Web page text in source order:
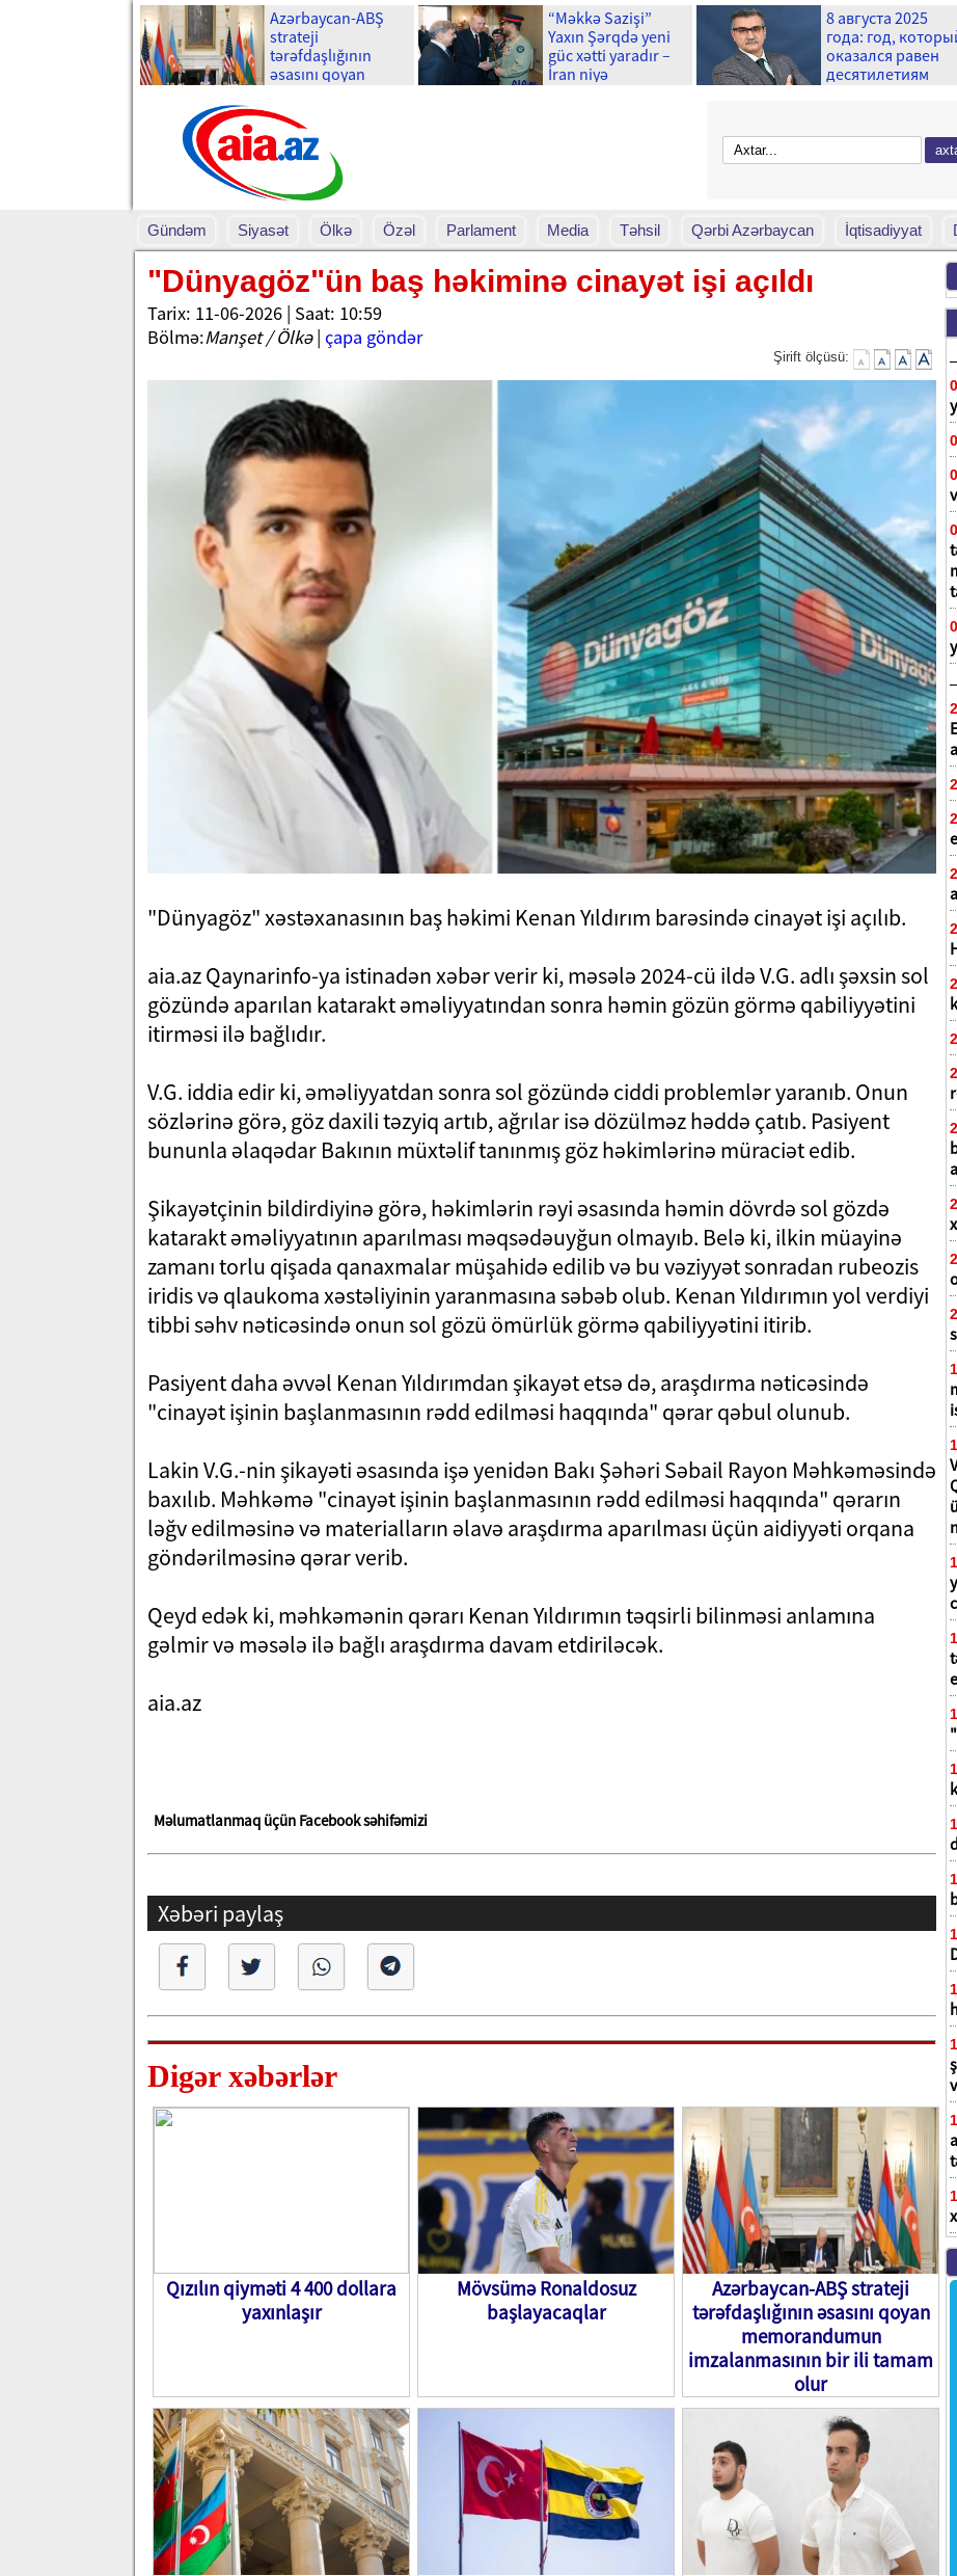
Azərbaycan-ABŞ
strateji
tərəfdaşlığının
əsasını qoyan
imzalanmasının bir
ili tamam olur
“Məkkə Sazişi”
Yaxın Şərqdə yeni
güc xətti yaradır –
İran niyə
8 августа 2025
года: год,
оказался равен
десятилетиям
Gündəm Siyasət Ölkə Özəl Parlament Media Təhsil Qərbi Azərbaycan İqtisadiyyat
"Dünyagöz"ün baş həkiminə cinayət işi açıldı
Tarix: 11-06-2026 | Saat: 10:59
Bölmə:Manşet / Ölkə| çapa göndər
Şirift ölçüsü:
"Dünyagöz" xəstəxanasının baş həkimi Kenan Yıldırım barəsində cinayət işi açılıb.
aia.az Qaynarinfo-ya istinadən xəbər verir ki, məsələ 2024-cü ildə V.G. adlı şəxsin sol
gözündə aparılan katarakt əməliyyatından sonra həmin gözün görmə qabiliyyətini
itirməsi ilə bağlıdır.
V.G. iddia edir ki, əməliyyatdan sonra sol gözündə ciddi problemlər yaranıb. Onun
sözlərinə görə, göz daxili təzyiq artıb, ağrılar isə dözülməz həddə çatıb. Pasiyent
bununla əlaqədar Bakının müxtəlif tanınmış göz həkimlərinə müraciət edib.
Şikayətçinin bildirdiyinə görə, həkimlərin rəyi əsasında həmin dövrdə sol gözdə
katarakt əməliyyatının aparılması məqsədəuyğun olmayıb. Belə ki, ilkin müayinə
zamanı torlu qişada qanaxmalar müşahidə edilib və bu vəziyyət sonradan rubeozis
iridis və qlaukoma xəstəliyinin yaranmasına səbəb olub. Kenan Yıldırımın yol verdiyi
tibbi səhv nəticəsində onun sol gözü ömürlük görmə qabiliyyətini itirib.
Pasiyent daha əvvəl Kenan Yıldırımdan şikayət etsə də, araşdırma nəticəsində
"cinayət işinin başlanmasının rədd edilməsi haqqında" qərar qəbul olunub.
Lakin V.G.-nin şikayəti əsasında işə yenidən Bakı Şəhəri Səbail Rayon Məhkəməsində
baxılıb. Məhkəmə "cinayət işinin başlanmasının rədd edilməsi haqqında" qərarın
ləğv edilməsinə və materialların əlavə araşdırma aparılması üçün aidiyyəti orqana
göndərilməsinə qərar verib.
Qeyd edək ki, məhkəmənin qərarı Kenan Yıldırımın təqsirli bilinməsi anlamına
gəlmir və məsələ ilə bağlı araşdırma davam etdiriləcək.
aia.az
Məlumatlanmaq üçün Facebook səhifəmizi
Xəbəri paylaş
Digər xəbərlər
Qızılın qiyməti 4 400 dollara
yaxınlaşır
Mövsümə Ronaldosuz
başlayacaqlar
Azərbaycan-ABŞ strateji
tərəfdaşlığının əsasını qoyan
memorandumun
imzalanmasının bir ili tamam
olur